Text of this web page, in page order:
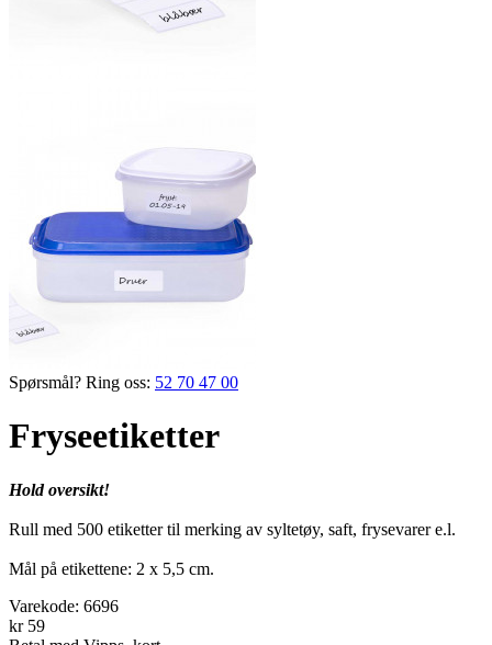
Spørsmål? Ring oss: 52 70 47 00
Fryseetiketter
Hold oversikt!
Rull med 500 etiketter til merking av syltetøy, saft, frysevarer e.l.
Mål på etikettene: 2 x 5,5 cm.
Varekode: 6696
kr 59